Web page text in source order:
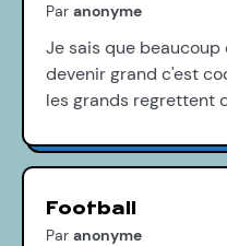
Par anonyme
Je sais que
devenir grand c'est
les grands regrettent
Football
Par anonyme